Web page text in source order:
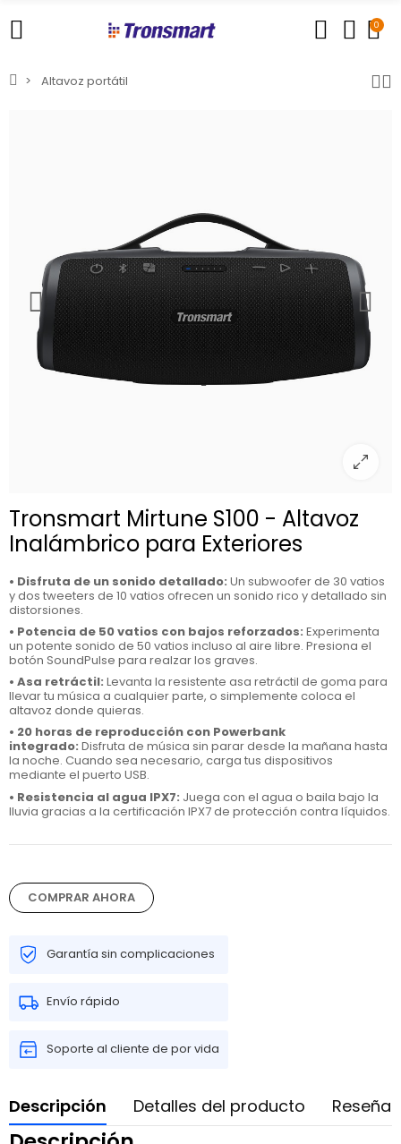
0
Altavoz portátil
Tronsmart Mirtune S100 - Altavoz
Inalámbrico para Exteriores
• Disfruta de un sonido detallado: Un subwoofer de 30 vatios
y dos tweeters de 10 vatios ofrecen un sonido rico y detallado sin
distorsiones.
• Potencia de 50 vatios con bajos reforzados: Experimenta
un potente sonido de 50 vatios incluso al aire libre. Presiona el
botón SoundPulse para realzar los graves.
• Asa retráctil: Levanta la resistente asa retráctil de goma para
llevar tu música a cualquier parte, o simplemente coloca el
altavoz donde quieras.
• 20 horas de reproducción con Powerbank
integrado: Disfruta de música sin parar desde la mañana hasta
la noche. Cuando sea necesario, carga tus dispositivos
mediante el puerto USB.
• Resistencia al agua IPX7: Juega con el agua o baila bajo la
lluvia gracias a la certificación IPX7 de protección contra líquidos.
COMPRAR AHORA
Garantía sin complicaciones
Envío rápido
Soporte al cliente de por vida
Descripción Detalles del producto Reseñas